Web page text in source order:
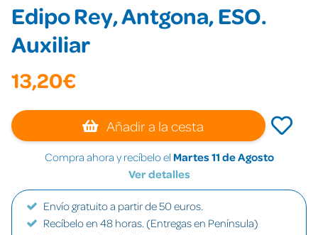
Edipo Rey, Antgona, ESO.
Auxiliar
13,20€
Añadir a la cesta
Compra ahora y recíbelo el Martes 11 de Agosto
Ver detalles
Envío gratuito a partir de 50 euros.
Recíbelo en 48 horas. (Entregas en Península)